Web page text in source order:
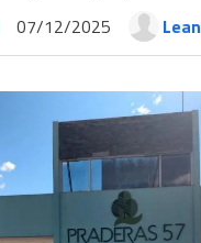
07/12/2025